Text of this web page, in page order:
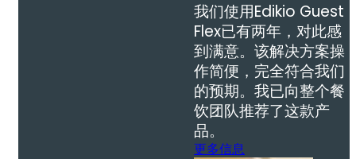
我们使用Edikio Guest
Flex已有两年，对此感
到满意。该解决方案操
作简便，完全符合我们
的预期。我已向整个餐
饮团队推荐了这款产
品。
更多信息